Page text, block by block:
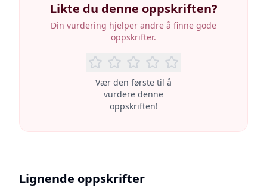
Likte du denne oppskriften?
Din vurdering hjelper andre å finne gode
oppskrifter.
Vær den første til å
vurdere denne
oppskriften!
Lignende oppskrifter